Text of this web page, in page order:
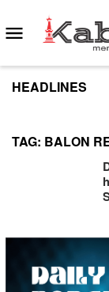
to
content
Mobile
Menu
HEADLINES
TAG: BALON